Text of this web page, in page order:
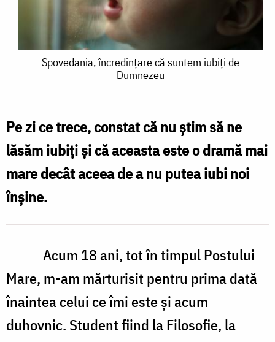
Spovedania,
suntem
iubiţi
de
Dumnezeu
Spovedania, încredinţare că suntem iubiţi de
Dumnezeu
Pe zi ce trece, constat că nu ştim să ne
lăsăm iubiţi şi că aceasta este o dramă mai
mare decât aceea de a nu putea iubi noi
înşine.
Acum 18 ani, tot în timpul Postului
Mare, m-am mărturisit pentru prima dată
înaintea celui ce îmi este şi acum
duhovnic. Student fiind la Filosofie, la